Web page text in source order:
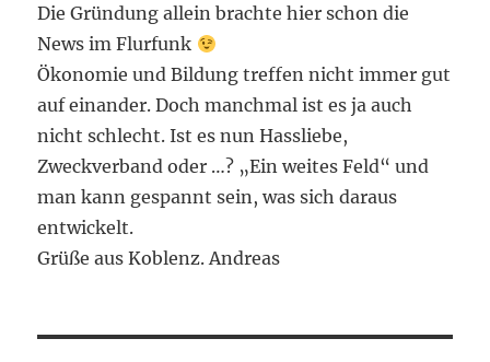
Die Gründung allein brachte hier schon die
News im Flurfunk
Ökonomie und Bildung treffen nicht immer gut
auf einander. Doch manchmal ist es ja auch
nicht schlecht. Ist es nun Hassliebe,
Zweckverband oder …? „Ein weites Feld“ und
man kann gespannt sein, was sich daraus
entwickelt.
Grüße aus Koblenz. Andreas